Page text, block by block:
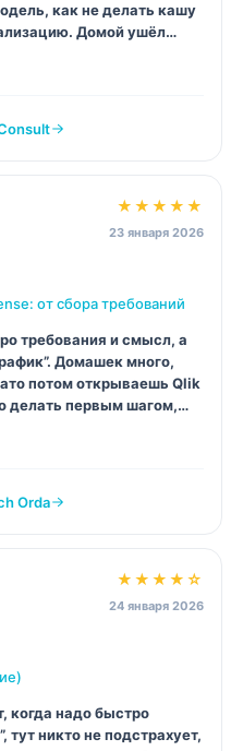
как не делать кашу
Домой ушёл
с нуля — будет
★★★★★
23 января 2026
от сбора требований
требования и смысл, а
Домашек много,
потом открываешь Qlik
делать первым шагом,
так.
Orda
★★★★☆
24 января 2026
когда надо быстро
тут никто не подстрахует,